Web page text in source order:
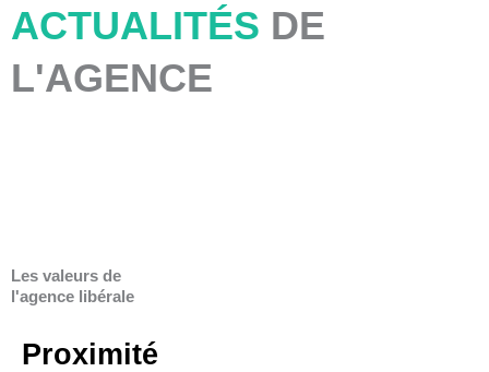
n
k
n
ACTUALITÉS DE
L'AGENCE
Les valeurs de
l'agence libérale
Proximité